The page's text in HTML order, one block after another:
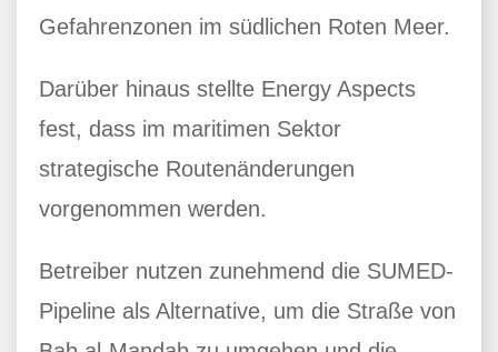
Gefahrenzonen im südlichen Roten Meer.
Darüber hinaus stellte Energy Aspects
fest, dass im maritimen Sektor
strategische Routenänderungen
vorgenommen werden.
Betreiber nutzen zunehmend die SUMED-
Pipeline als Alternative, um die Straße von